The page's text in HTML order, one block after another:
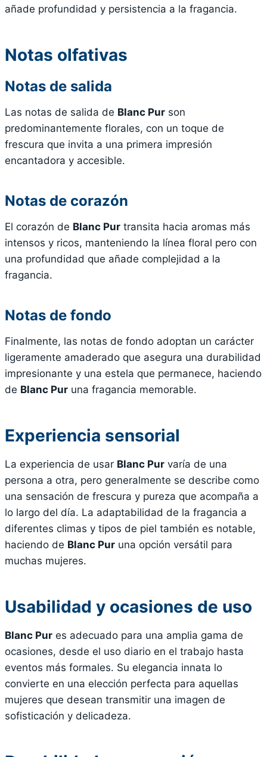
añade profundidad y persistencia a la fragancia.
Notas olfativas
Notas de salida
Las notas de salida de Blanc Pur son
predominantemente florales, con un toque de
frescura que invita a una primera impresión
encantadora y accesible.
Notas de corazón
El corazón de Blanc Pur transita hacia aromas más
intensos y ricos, manteniendo la línea floral pero con
una profundidad que añade complejidad a la
fragancia.
Notas de fondo
Finalmente, las notas de fondo adoptan un carácter
ligeramente amaderado que asegura una durabilidad
impresionante y una estela que permanece, haciendo
de Blanc Pur una fragancia memorable.
Experiencia sensorial
La experiencia de usar Blanc Pur varía de una
persona a otra, pero generalmente se describe como
una sensación de frescura y pureza que acompaña a
lo largo del día. La adaptabilidad de la fragancia a
diferentes climas y tipos de piel también es notable,
haciendo de Blanc Pur una opción versátil para
muchas mujeres.
Usabilidad y ocasiones de uso
Blanc Pur es adecuado para una amplia gama de
ocasiones, desde el uso diario en el trabajo hasta
eventos más formales. Su elegancia innata lo
convierte en una elección perfecta para aquellas
mujeres que desean transmitir una imagen de
sofisticación y delicadeza.